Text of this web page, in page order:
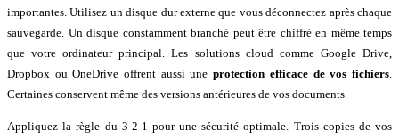
importantes. Utilisez un disque dur externe que vous déconnectez après chaque
sauvegarde. Un disque constamment branché peut être chiffré en même temps
que votre ordinateur principal. Les solutions cloud comme Google Drive,
Dropbox ou OneDrive offrent aussi uneprotection efficace de vos fichiers.
Certaines conservent même des versions antérieures de vos documents.
Appliquez la règle du 3-2-1 pour une sécurité optimale. Trois copies de vos